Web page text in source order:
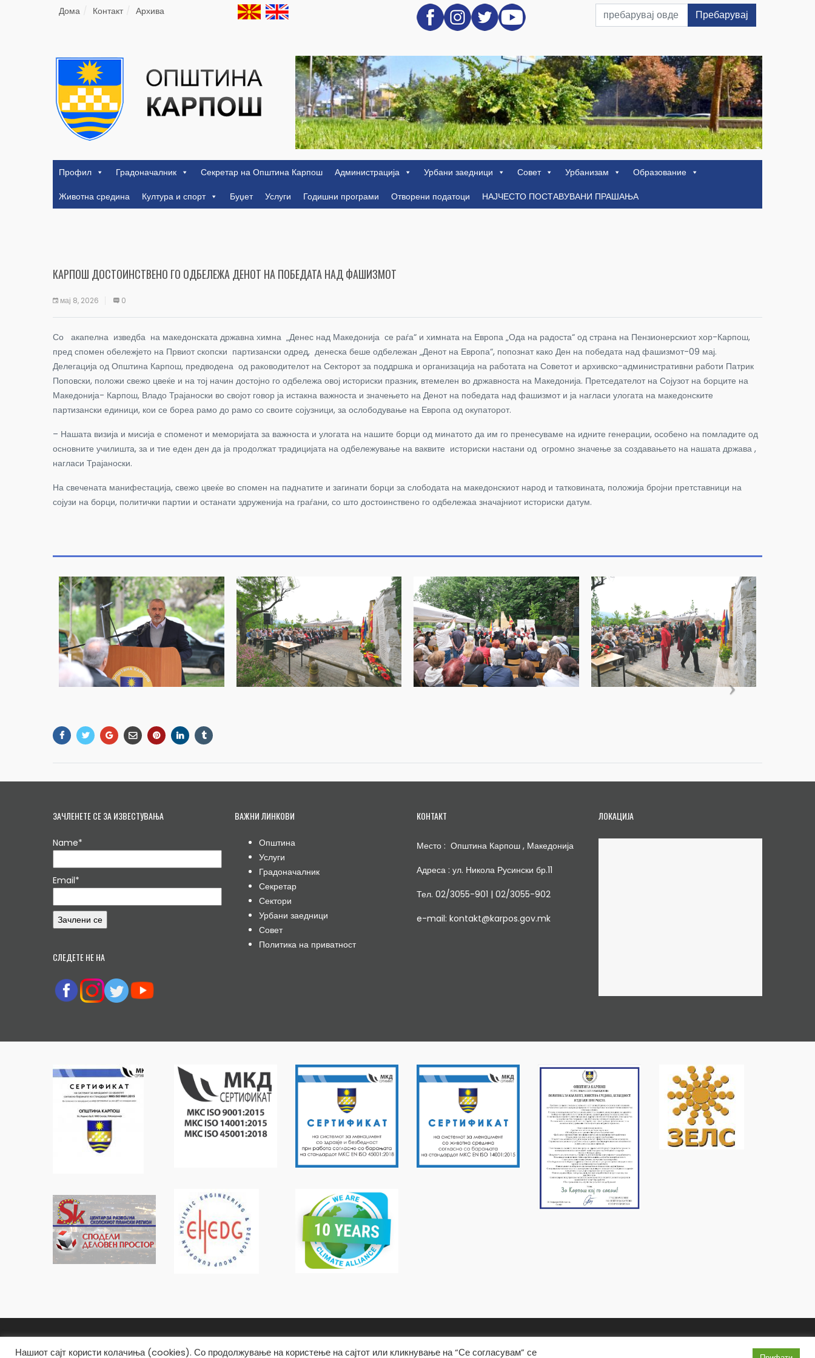
Дома Контакт Архива Пребарувај
Профил Градоначалник Секретар на Општина Карпош Администрација Урбани заедници Совет Урбанизам
Образование
Животна средина
Култура и спорт Буџет Услуги Годишни програми Отворени податоци НАЈЧЕСТО ПОСТАВУВАНИ ПРАШАЊА
КАРПОШ ДОСТОИНСТВЕНО ГО ОДБЕЛЕЖА ДЕНОТ НА ПОБЕДАТА НАД ФАШИЗМОТ
мај 8, 2026 0
Со акапелна изведба на македонската државна химна „Денес над Македонија се раѓа“ и химната на Европа „Ода на радоста“ од страна на Пензионерскиот хор-Карпош,
пред спомен обележјето на Првиот скопски партизански одред, денеска беше одбележан „Денот на Европа“, попознат како Ден на победата над фашизмот-09 мај.
Делегација од Општина Карпош, предводена од раководителот на Секторот за поддршка и организација на работата на Советот и архивско-административни работи Патрик
Поповски, положи свежо цвеќе и на тој начин достојно го одбележа овој историски празник, втемелен во државноста на Македонија. Претседателот на Сојузот на борците на
Македонија- Карпош, Владо Трајаноски во својот говор ја истакна важноста и значењето на Денот на победата над фашизмот и ја нагласи улогата на македонските
партизански единици, кои се бореа рамо до рамо со своите сојузници, за ослободување на Европа од окупаторот.
– Нашата визија и мисија е споменот и меморијата за важноста и улогата на нашите борци од минатото да им го пренесуваме на идните генерации, особено на помладите од
основните училишта, за и тие еден ден да ја продолжат традицијата на одбележување на ваквите историски настани од огромно значење за создавањето на нашата држава ,
нагласи Трајаноски.
На свечената манифестација, свежо цвеќе во спомен на паднатите и загинати борци за слободата на македонскиот народ и татковината, положија бројни претставници на
сојузи на борци, политички партии и останати здруженија на граѓани, со што достоинствено го одбележаа значајниот историски датум.
ЗАЧЛЕНЕТЕ СЕ ЗА ИЗВЕСТУВАЊА
Name*
Email*
СЛЕДЕТЕ НЕ НА
ВАЖНИ ЛИНКОВИ
Општина
Услуги
Градоначалник
Секретар
Сектори
Урбани заедници
Совет
Политика на приватност
КОНТАКТ
Место : Општина Карпош , Македонија
Адреса : ул. Никола Русински бр.11
Тел. 02/3055-901 | 02/3055-902
e-mail: kontakt@karpos.gov.mk
ЛОКАЦИЈА
Општина Карпош Copyright © 2019 Политика на приватност
Нашиот сајт користи колачиња (cookies). Со продолжување на користење на сајтот или кликнување на “Се согласувам” се